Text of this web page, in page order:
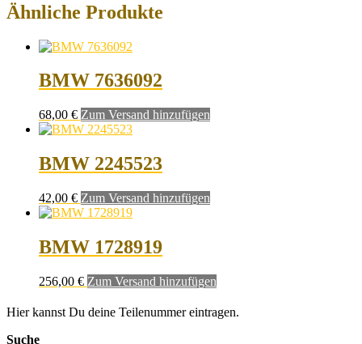
Ähnliche Produkte
BMW 7636092
68,00 € Zum Versand hinzufügen
BMW 2245523
42,00 € Zum Versand hinzufügen
BMW 1728919
256,00 € Zum Versand hinzufügen
Hier kannst Du deine Teilenummer eintragen.
Suche